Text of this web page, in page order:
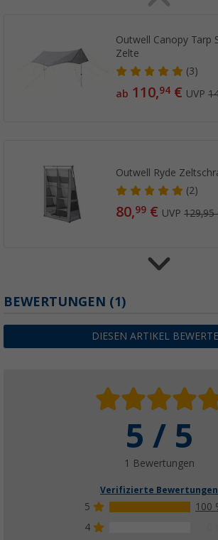
Outwell Canopy Tarp
Zelte
(3)
ab 110,94 € UVP
Outwell Ryde
(2)
80,99 € UVP129,95
Outwell Zeltteppich
91,00€UVP117,95
Outwell
BEWERTUNGEN (1)
DIESEN ARTIKEL
5 / 5
1 Bewertungen
Verifizierte Bewertungen
5
100
4